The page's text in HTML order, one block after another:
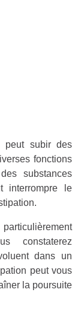
peut subir des
fonctions
substances
interrompre le
constaterez
dans un
peut vous
la poursuite